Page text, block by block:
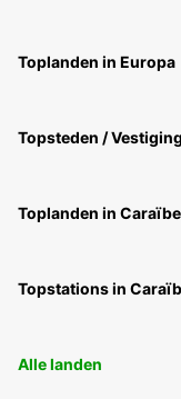
Toplanden in Europa
Topsteden /
Toplanden in
Topstations in
Alle landen